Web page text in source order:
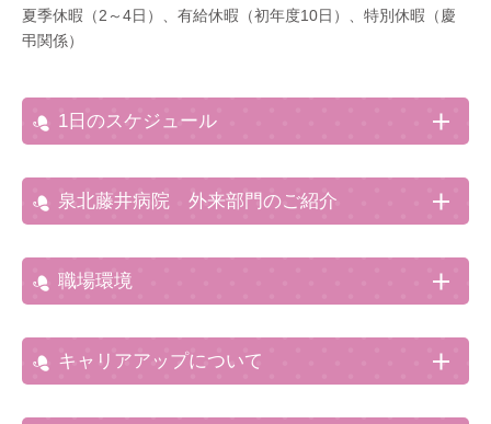
夏季休暇（2～4日）、有給休暇（初年度10日）、特別休暇（慶
弔関係）
1日のスケジュール
泉北藤井病院 外来部門のご紹介
職場環境
キャリアアップについて